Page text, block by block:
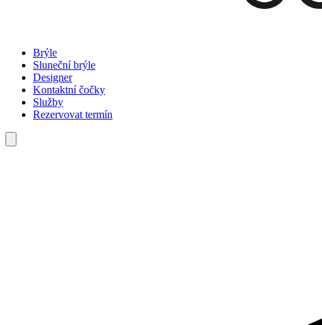
Brýle
Sluneční brýle
Designer
Kontaktní čočky
Služby
Rezervovat termín